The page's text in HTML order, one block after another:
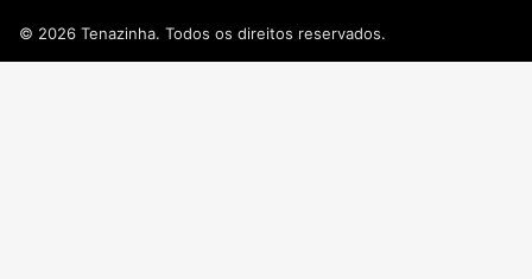
© 2026 Tenazinha. Todos os direitos reservados.